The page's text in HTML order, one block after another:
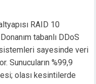
RAID 10
tabanlı DDoS
sayesinde veri
Sunucuların %99,9
olası kesintilerde